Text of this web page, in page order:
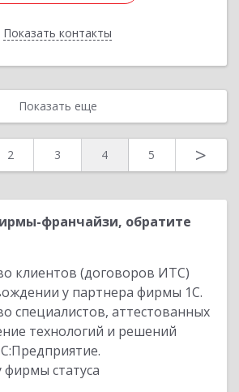
Показать контакты
Назад
Показать еще
2 3 4 5 >
франчайзи, обратите
клиентов (договоров ИТС)
у партнера фирмы 1С.
специалистов, аттестованных
технологий и решений
фирмы статуса